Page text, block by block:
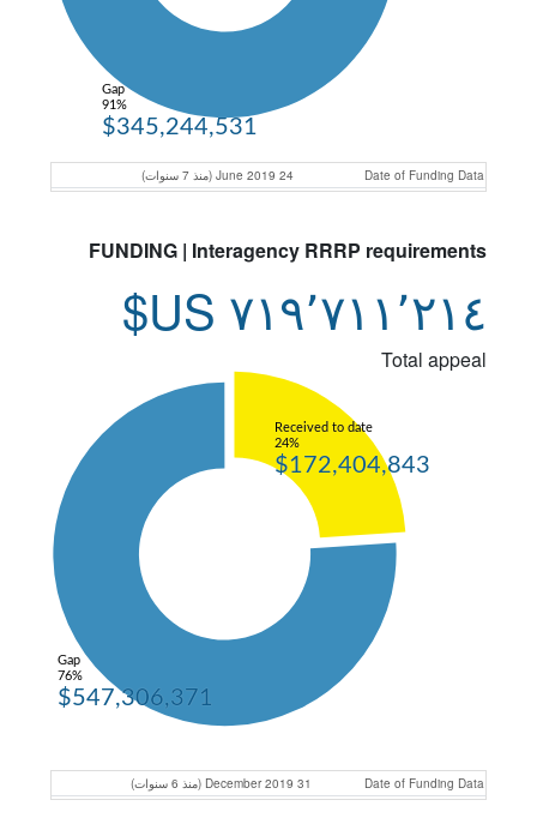
Gap
91%
$345,244,531
Date of Funding Data 24 June 2019 (منذ 7 سنوات)
FUNDING | Interagency RRRP requirements
٧١٩٬٧١١٬٢١٤ US$
Total appeal
Received to date
24%
$172,404,843
Gap
76%
$547,306,371
Date of Funding Data 31 December 2019 (منذ 6 سنوات)